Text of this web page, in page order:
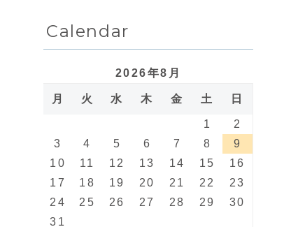
Calendar
2026年8月
月 火 水 木 金 土 日
1
2
3
4 5 6 7 8
9
10
11 12 13 14 15
16
17
18 19 20 21 22
23
24
25 26 27 28 29
30
31